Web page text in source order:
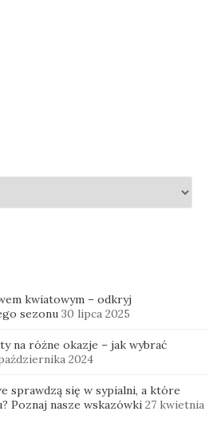
kwiatowym – odkryj
sezonu 30 lipca 2025
na różne okazje – jak wybrać
2024
sprawdzą się w sypialni, a które
Poznaj nasze wskazówki 27 kwietnia